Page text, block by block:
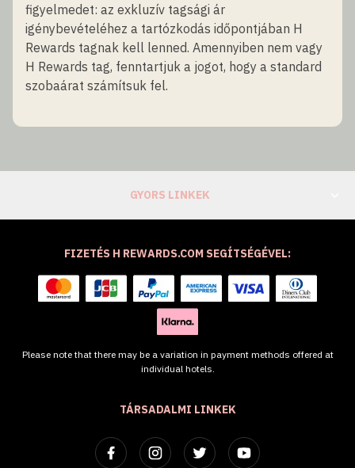
figyelmedet: az exkluzív tagsági ár
igénybevételéhez a tartózkodás időpontjában H
Rewards tagnak kell lenned. Amennyiben nem vagy
H Rewards tag, fenntartjuk a jogot, hogy a standard
szobaárat számítsuk fel.
GYORS LINKEK
TÁRSADALMI LINKEK
FIZETÉS H REWARDS.COM SEGÍTSÉGÉVEL:
Please note that there may be a variation in payment methods offered at
individual hotels.